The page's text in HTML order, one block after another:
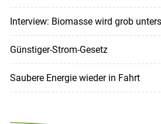
Interview: Biomasse wird grob
Günstiger-Strom-Gesetz
Saubere Energie wieder in Fahrt